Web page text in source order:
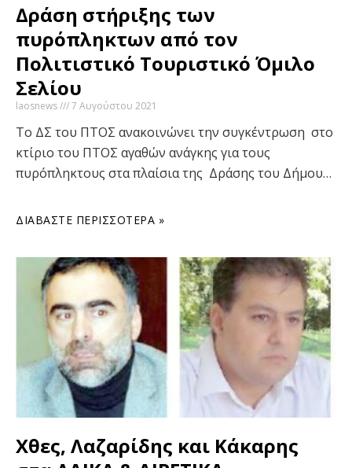
Δράση στήριξης των
πυρόπληκτων από τον
Πολιτιστικό Τουριστικό Όμιλο
Σελίου
laosnews 7 Αυγούστου 2021
Το ΔΣ του ΠΤΟΣ ανακοινώνει την συγκέντρωση στο
κτίριο του ΠΤΟΣ αγαθών ανάγκης για τους
πυρόπληκτους στα πλαίσια της Δράσης του Δήμου…
ΔΙΑΒΆΣΤΕ ΠΕΡΙΣΣΌΤΕΡΑ »
Χθες, Λαζαρίδης και Κάκαρης